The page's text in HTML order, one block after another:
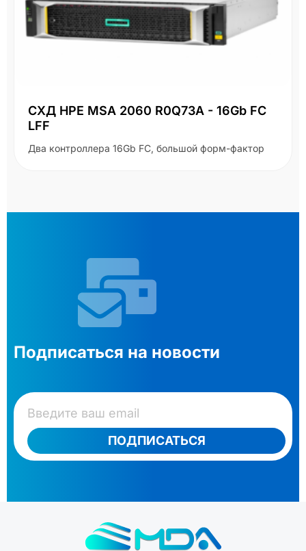
СХД HPE MSA 2060 R0Q73A - 16Gb FC
LFF
Два контроллера 16Gb FC, большой форм-фактор
Подписаться на новости
ПОДПИСАТЬСЯ